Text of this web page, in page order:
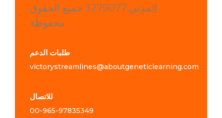
المدني:3279077 جميع الحقوق
محفوظة
طلبات الدعم
victorystreamlines@aboutgeneticlearning.com
للاتصال
00-965-97835349